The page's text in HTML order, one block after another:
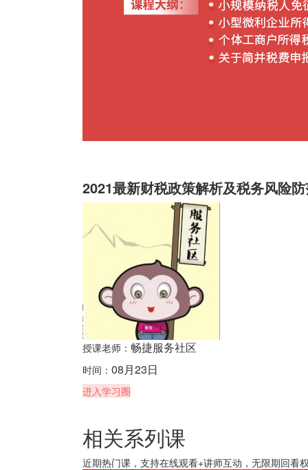
2021最新财税政策解析及税务风险
授课老师： 畅捷服务社区
时间： 08月23日
进入学习圈
相关系列课
近期热门课，支持在线观看+讲师互动，无限期回看